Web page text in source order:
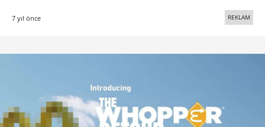
7 yıl önce REKLAM